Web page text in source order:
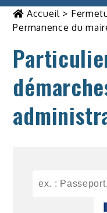
Accueil >
Permanence du